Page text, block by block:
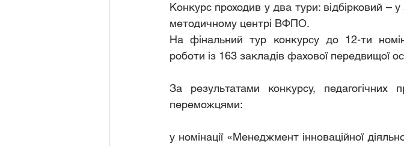
Конкурс проходив у два тури: відбірковий –
методичному центрі ВФПО.
На фінальний тур конкурсу до 12-ти
роботи із 163 закладів фахової передвищої
За результатами конкурсу, педагогічних
переможцями:
у номінації «Менеджмент інноваційної